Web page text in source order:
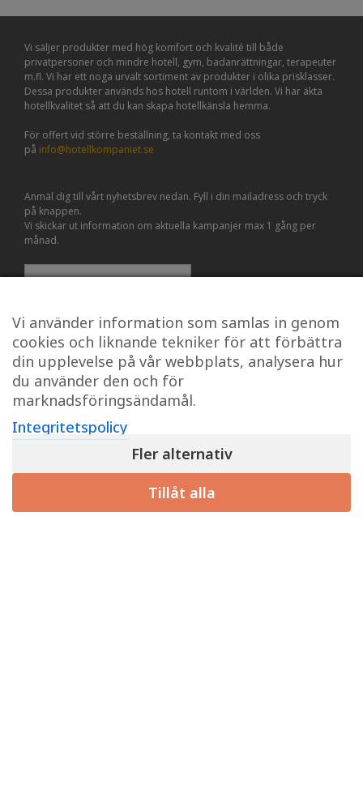
Vi säljer produkter med hög komfort och kvalité till både
privatpersoner och mindre hotell, gym, badanrättningar, terapeuter
m.fl. Vi har ett noga urvalt sortiment av produkter i olika prisklasser.
Dessa produkter används hos hotell runtom i världen. Vi har äkta
hotellkvalitet så att du kan skapa hotellkänsla hemma.
För offert vid större beställning, ta kontakt med oss
på info@hotellkompaniet.se
Anmäl dig till vårt nyhetsbrev nedan. Fyll i din mailadress och tryck
på knappen.
Vi skickar ut information om aktuella kampanjer max 1 gång per
månad.
Registrering Företagskund
Artikel tillagd till varukorg. Kassa
Vi använder information som samlas in genom
cookies och liknande tekniker för att förbättra
din upplevelse på vår webbplats, analysera hur
du använder den och för
marknadsföringsändamål.
Integritetspolicy
Fler alternativ
Tillåt alla